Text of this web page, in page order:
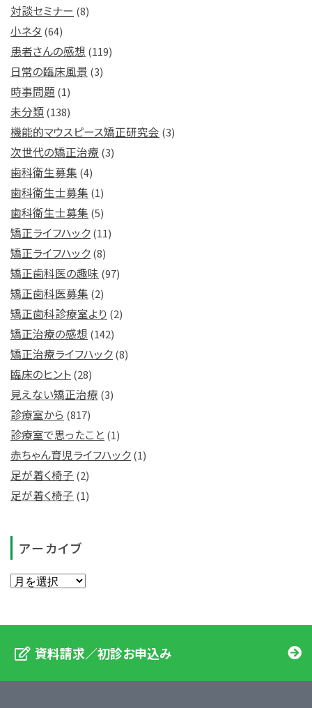
対談セミナー (8)
小ネタ (64)
患者さんの感想 (119)
日常の臨床風景 (3)
時事問題 (1)
未分類(138)
機能的マウスピース矯正研究会 (3)
次世代の矯正治療 (3)
歯科衛生募集 (4)
歯科衛生士募集 (1)
歯科衛生士募集 (5)
矯正ライフハック(11)
矯正ライフハック(8)
矯正歯科医の趣味 (97)
矯正歯科医募集 (2)
矯正歯科診療室より (2)
矯正治療の感想 (142)
矯正治療ライフハック(8)
臨床のヒント(28)
見えない矯正治療 (3)
診療室から (817)
診療室で思ったこと (1)
赤ちゃん育児ライフハック(1)
足が着く椅子 (2)
足が着く椅子 (1)
アーカイブ
資料請求／初診お申込み